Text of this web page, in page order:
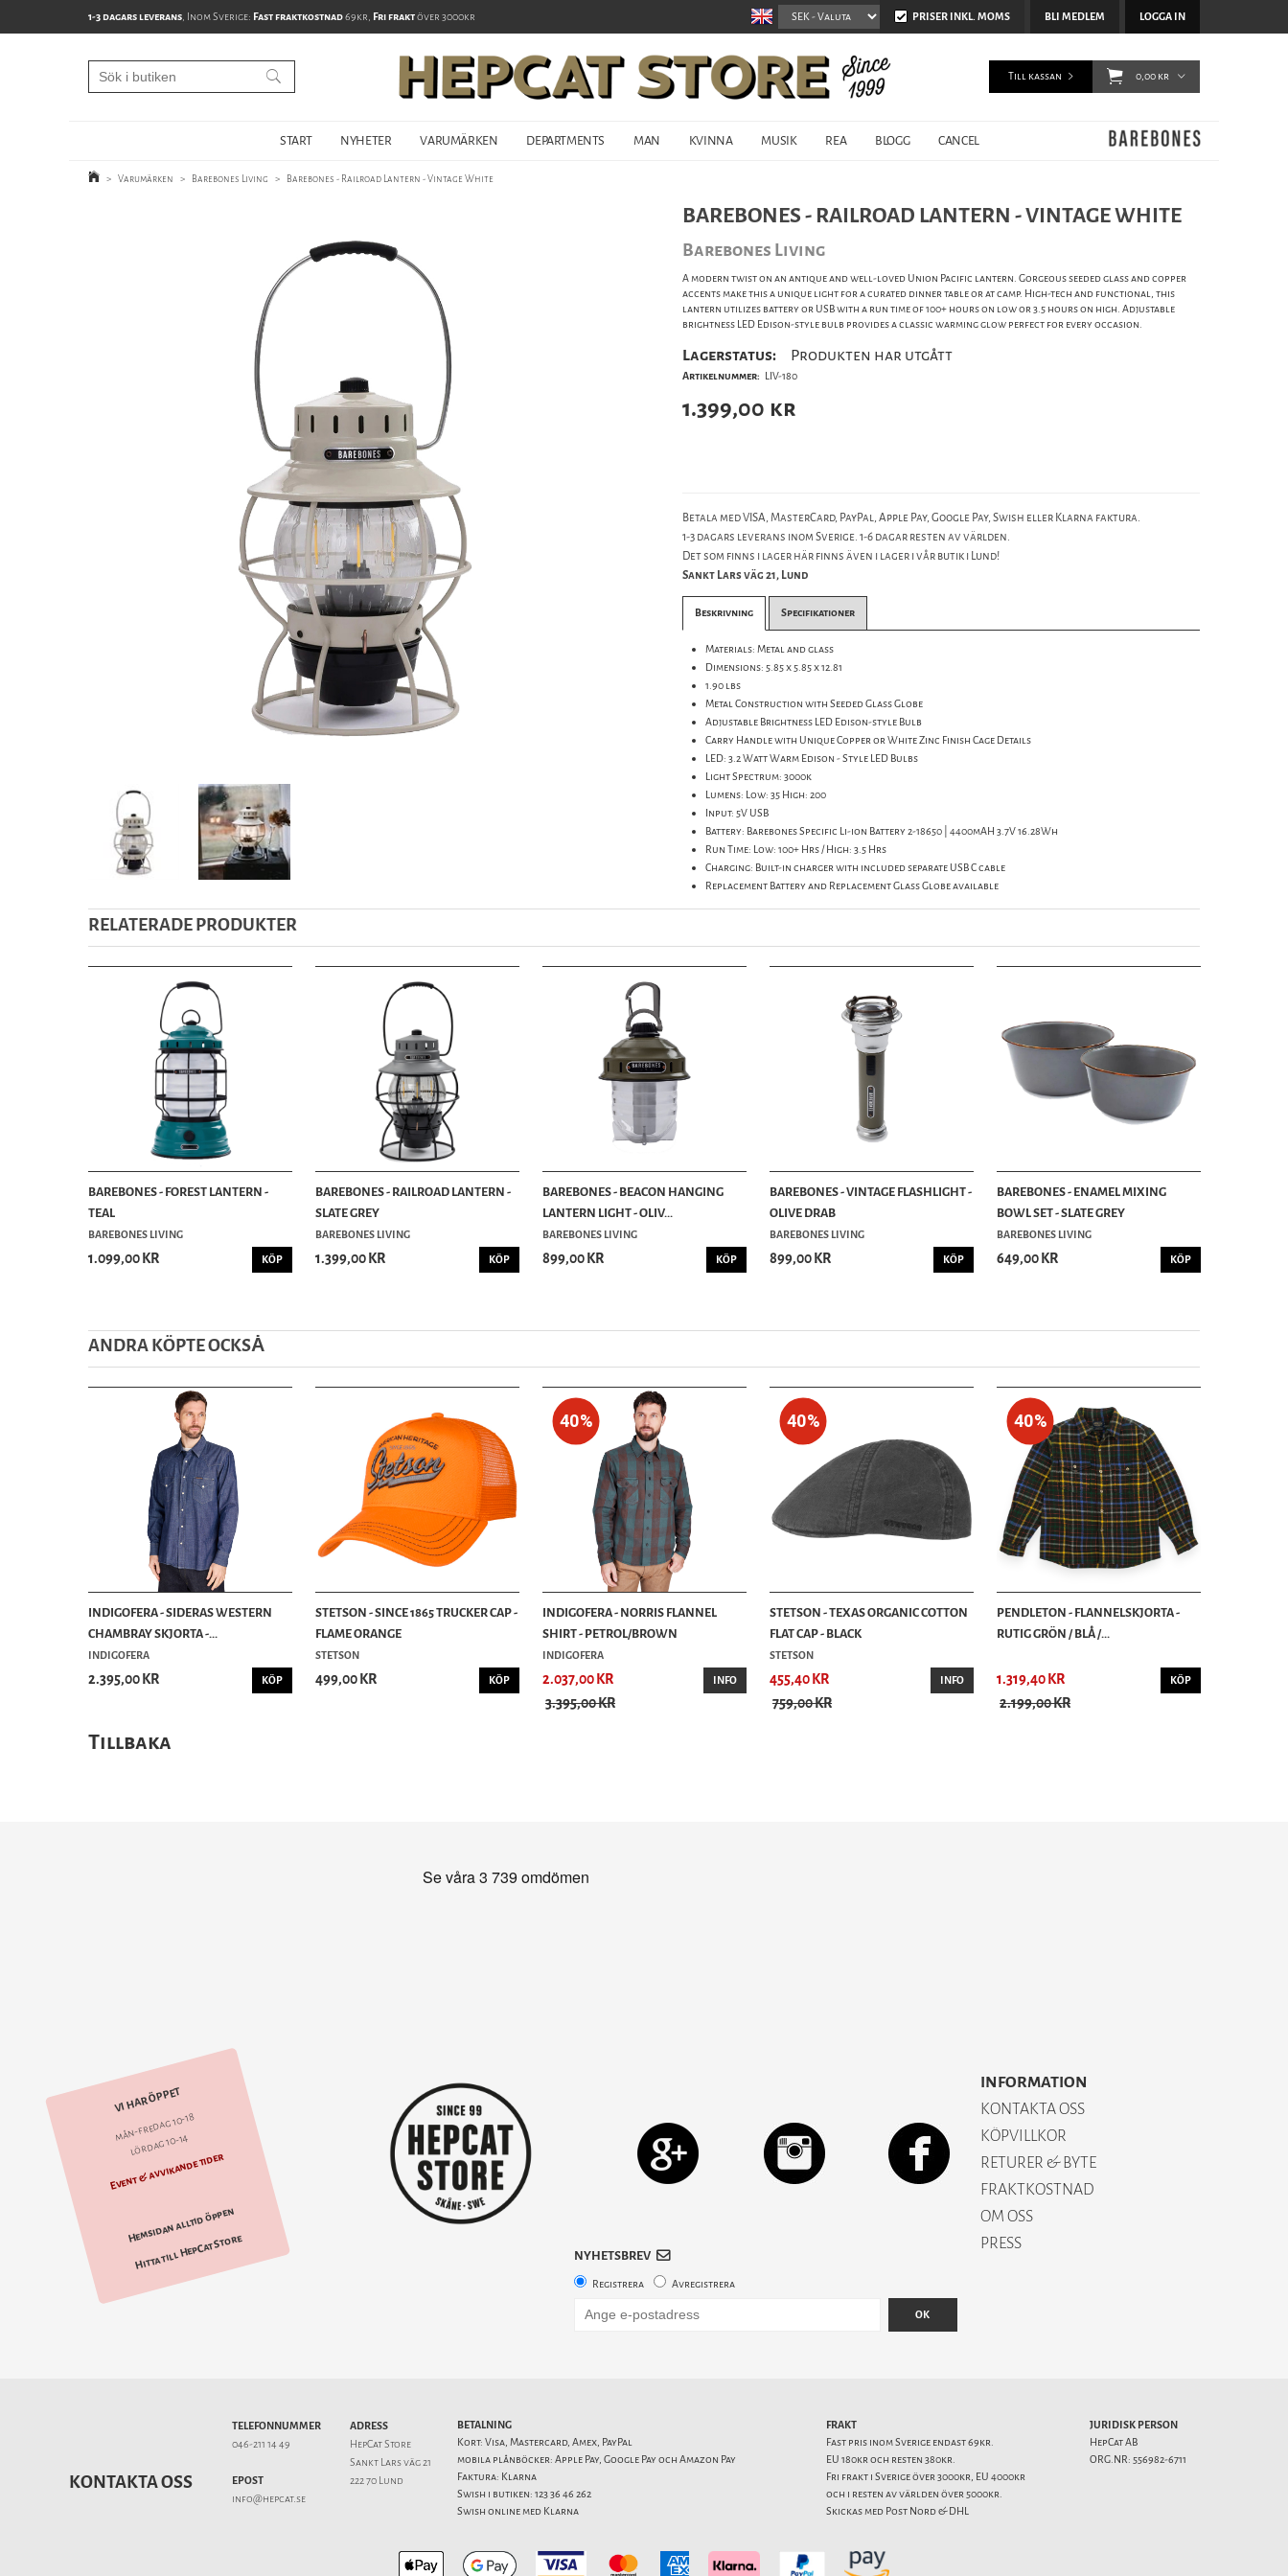
1-3 dagars leverans, Inom Sverige: Fast fraktkostnad69kr, Fri fraktöver 3000kr BLI MEDLEM LOGGA IN
PRISER INKL. MOMS
START NYHETER VARUMÄRKEN DEPARTMENTS MAN KVINNA MUSIK REA BLOGG CANCEL
Till kassan 0,00 kr
> Varumärken > Barebones Living > Barebones - Railroad Lantern - Vintage White
BAREBONES - RAILROAD LANTERN - VINTAGE WHITE
Barebones Living
A modern twist on an antique and well-loved Union Pacific lantern. Gorgeous seeded glass and copper
accents make this a unique light for a curated dinner table or at camp. High-tech and functional, this
lantern utilizes battery or USB with a run time of 100+ hours on low or 3.5 hours on high. Adjustable
brightness LED Edison-style bulb provides a classic warming glow perfect for every occasion.
Lagerstatus: Produkten har utgått
Artikelnummer: LIV-180
1.399,00 kr
Betala med VISA, MasterCard, PayPal, Apple Pay, Google Pay, Swish eller Klarna faktura.
1-3 dagars leverans inom Sverige. 1-6 dagar resten av världen.
Det som finns i lager här finns även i lager i vår butik i Lund!
Sankt Lars väg 21, Lund
Beskrivning Specifikationer
Materials: Metal and glass
Dimensions: 5.85 x 5.85 x 12.81
1.90 lbs
Metal Construction with Seeded Glass Globe
Adjustable Brightness LED Edison-style Bulb
Carry Handle with Unique Copper or White Zinc Finish Cage Details
LED: 3.2 Watt Warm Edison - Style LED Bulbs
Light Spectrum: 3000k
Lumens: Low: 35 High: 200
Input: 5V USB
Battery: Barebones Specific Li-ion Battery 2-18650 | 4400mAH 3.7V 16.28Wh
Run Time: Low: 100+ Hrs / High: 3.5 Hrs
Charging: Built-in charger with included separate USB C cable
Replacement Battery and Replacement Glass Globe available
RELATERADE PRODUKTER
BAREBONES - FOREST LANTERN -
TEAL
BAREBONES LIVING
1.099,00 KR KÖP
BAREBONES - RAILROAD LANTERN -
SLATE GREY
BAREBONES LIVING
1.399,00 KR KÖP
BAREBONES - BEACON HANGING
LANTERN LIGHT - OLIV...
BAREBONES LIVING
899,00 KR KÖP
BAREBONES - VINTAGE FLASHLIGHT -
OLIVE DRAB
BAREBONES LIVING
899,00 KR KÖP
BAREBONES - ENAMEL MIXING
BOWL SET - SLATE GREY
BAREBONES LIVING
649,00 KR KÖP
ANDRA KÖPTE OCKSȦ
INDIGOFERA - SIDERAS WESTERN
CHAMBRAY SKJORTA -...
INDIGOFERA
2.395,00 KR KÖP
STETSON - SINCE 1865 TRUCKER CAP -
FLAME ORANGE
STETSON
499,00 KR KÖP
40%
INDIGOFERA - NORRIS FLANNEL
SHIRT - PETROL/BROWN
INDIGOFERA
2.037,00 KR
3.395,00 KR
INFO
40%
STETSON - TEXAS ORGANIC COTTON
FLAT CAP - BLACK
STETSON
455,40 KR
759,00 KR
INFO
40%
PENDLETON - FLANNELSKJORTA -
RUTIG GRÖN / BLÅ /...
1.319,40 KR
2.199,00 KR
KÖP
Tillbaka
VI HAR ÖPPET
mån-fredag 10-18
lördag 10-14
Event & avvikande tider
Hemsidan alltid öppen
Hitta till HepCat Store
INFORMATION
KONTAKTA OSS
KÖPVILLKOR
RETURER & BYTE
FRAKTKOSTNAD
OM OSS
PRESS
NYHETSBREV
Registrera Avregistrera
OK
KONTAKTA OSS
TELEFONNUMMER
046-211 14 49
EPOST
info@hepcat.se
ADRESS
HepCat Store
Sankt Lars väg 21
222 70 Lund
BETALNING
Kort: Visa, Mastercard, Amex, PayPal
mobila plånböcker: Apple Pay, Google Pay och Amazon Pay
Faktura: Klarna
Swish i butiken: 123 36 46 262
Swish online med Klarna
FRAKT
Fast pris inom Sverige endast 69kr.
EU 180kr och resten 380kr.
Fri frakt i Sverige över 3000kr, EU 4000kr
och i resten av världen över 5000kr.
Skickas med Post Nord & DHL
JURIDISK PERSON
HepCat AB
ORG.NR: 556982-6711